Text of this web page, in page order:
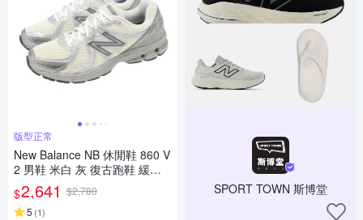
版型正常
New Balance NB 休閒鞋 860 V
2 男鞋 米白 灰 復古跑鞋 緩震
NB ML860GO2-D
$2,641 $2,780
5 (1)
SPORT TOWN 斯博堂